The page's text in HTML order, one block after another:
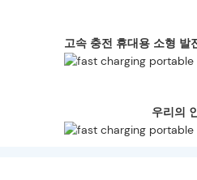
고속 충전 휴대용 소형 발
우리의